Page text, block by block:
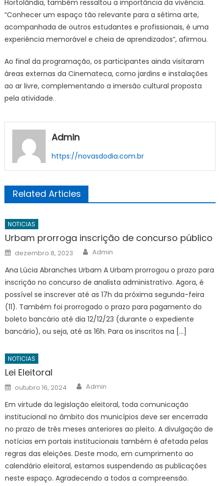
Hortolândia, também ressaltou a importância da vivência.
“Conhecer um espaço tão relevante para a sétima arte,
acompanhada de outros estudantes e profissionais, é uma
experiência memorável e cheia de aprendizados”, afirmou.
Ao final da programação, os participantes ainda visitaram
áreas externas da Cinemateca, como jardins e instalações
ao ar livre, complementando a imersão cultural proposta
pela atividade.
Admin
https://novasdodia.com.br
Related Articles
NOTICIAS
Urbam prorroga inscrição de concurso público
Posted
on
dezembro 8, 2023 Author
Admin
Ana Lúcia Abranches Urbam A Urbam prorrogou o prazo para
inscrição no concurso de analista administrativo. Agora, é
possível se inscrever até as 17h da próxima segunda-feira
(11). Também foi prorrogado o prazo para pagamento do
boleto bancário até dia 12/12/23 (durante o expediente
bancário), ou seja, até as 16h. Para os inscritos na […]
NOTICIAS
Lei Eleitoral
Posted
on
outubro 16, 2024 Author
Admin
Em virtude da legislação eleitoral, toda comunicação
institucional no âmbito dos municípios deve ser encerrada
no prazo de três meses anteriores ao pleito. A divulgação de
notícias em portais institucionais também é afetada pelas
regras das eleições. Deste modo, em cumprimento ao
calendário eleitoral, estamos suspendendo as publicações
neste espaço. Agradecendo a todos a compreensão.